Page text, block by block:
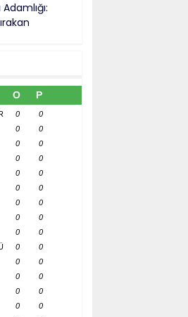
O P
0
0
0
0
0
0
0
0
0
0
0
0
0
0
0
0
0
0
0
0
0
0
0
0
0
0
0
0